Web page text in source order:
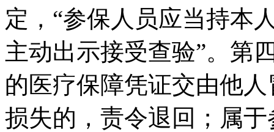
定，“参保人员应当持本
主动出示接受查验”。第
的医疗保障凭证交由他
损失的，责令退回；属